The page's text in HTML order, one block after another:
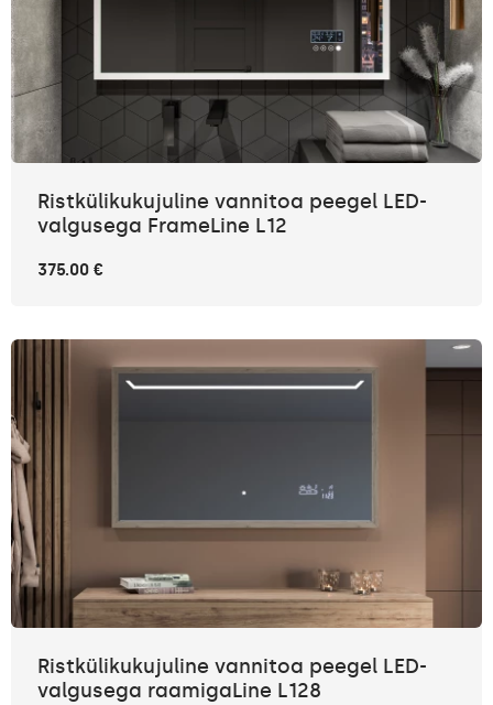
Ristkülikukujuline vannitoa peegel LED-
valgusega FrameLine L12
375.00 €
Ristkülikukujuline vannitoa peegel LED-
valgusega raamigaLine L128